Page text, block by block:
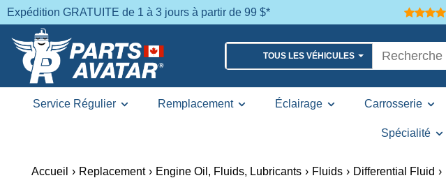
Expédition GRATUITE de 1 à 3 jours à partir de 99 $*
TOUS LES VÉHICULES
Service Régulier Remplacement Éclairage Carrosserie
Spécialité
Accueil › Replacement › Engine Oil, Fluids, Lubricants › Fluids › Differential Fluid ›